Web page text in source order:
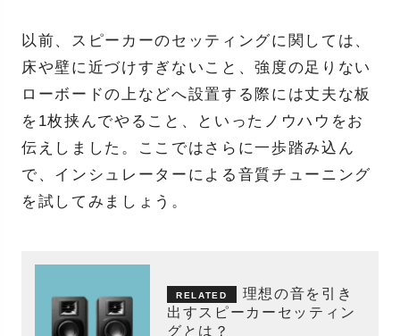
以前、スピーカーのセッティングに関しては、
床や壁に近づけすぎないこと、強度の足りない
ローボードの上などへ設置する際には丈夫な板
を1枚挟んでやること、といったノウハウをお
伝えしました。ここではさらに一歩踏み込ん
で、インシュレーターによる音質チューニング
を試してみましょう。
理想の音を引き
出すスピーカーセッティン
グとは？